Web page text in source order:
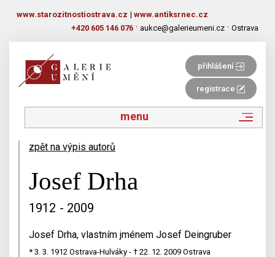
www.starozitnostiostrava.cz | www.antiksrnec.cz
+420 605 146 076 · aukce@galerieumeni.cz · Ostrava
přihlášení
registrace
menu
zpět na výpis autorů
Josef Drha
1912 - 2009
Josef Drha, vlastním jménem Josef Deingruber
* 3. 3. 1912 Ostrava-Hulváky - † 22. 12. 2009 Ostrava